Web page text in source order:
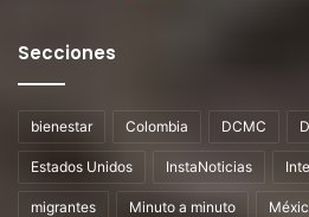
Secciones
bienestar Colombia DCMC
Estados Unidos InstaNoticias
migrantes Minuto a minuto